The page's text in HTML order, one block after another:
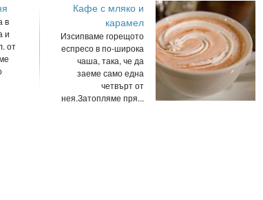
в
и
от
Кафе с мляко и
карамел
Изсипваме горещото
еспресо в по-широка
чаша, така, че да
заеме само една
четвърт от
нея.Затопляме пря...